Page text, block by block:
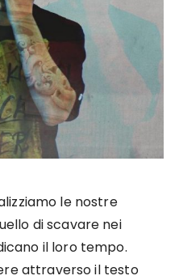
le nostre
di scavare nei
il loro tempo.
attraverso il testo